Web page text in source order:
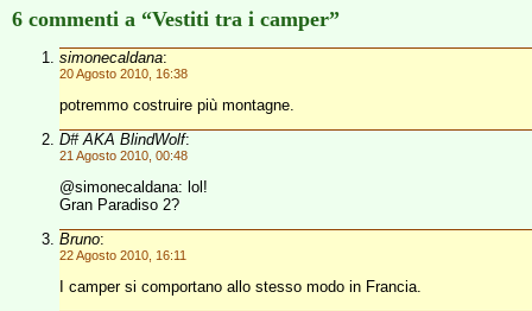
6 commenti a “Vestiti tra i camper”
simonecaldana:
20 Agosto 2010, 16:38
potremmo costruire più montagne.
D# AKA BlindWolf:
21 Agosto 2010, 00:48
@simonecaldana: lol!
Gran Paradiso 2?
Bruno:
22 Agosto 2010, 16:11
I camper si comportano allo stesso modo in Francia.